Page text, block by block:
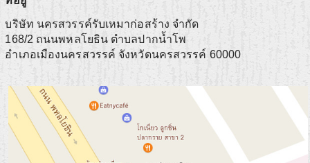
บริษัท นครสวรรค์รับเหมาก่อสร้าง จำกัด
168/2 ถนนพหลโยธิน ตำบลปากน้ำโพ
อำเภอเมืองนครสวรรค์ จังหวัดนครสวรรค์ 60000